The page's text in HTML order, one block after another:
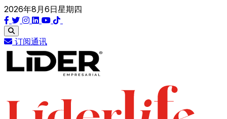
2026年8月6日星期四
订阅通讯